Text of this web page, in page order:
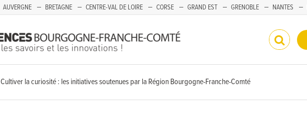
AUVERGNE BRETAGNE CENTRE-VAL DE LOIRE CORSE GRAND EST GRENOBLE NANTES
Cultiver la curiosité : les initiatives soutenues par la Région Bourgogne-Franche-Comté